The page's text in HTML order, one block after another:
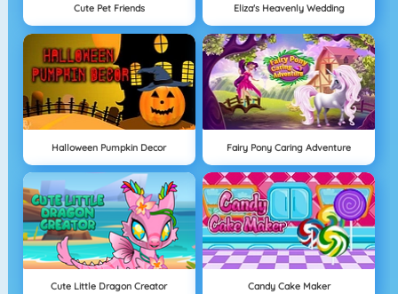
Cute Pet Friends Eliza's Heavenly Wedding
Halloween Pumpkin Decor Fairy Pony Caring Adventure
Cute Little Dragon Creator Candy Cake Maker